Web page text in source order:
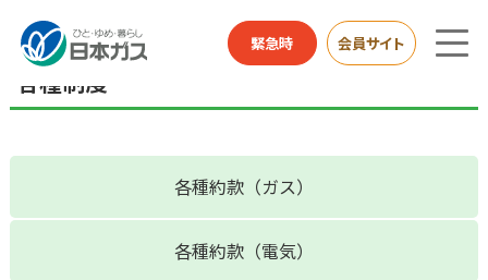
緊急時 会員サイト
企業情報TOP 各種制度
各種制度
各種約款（ガス）
各種約款（電気）